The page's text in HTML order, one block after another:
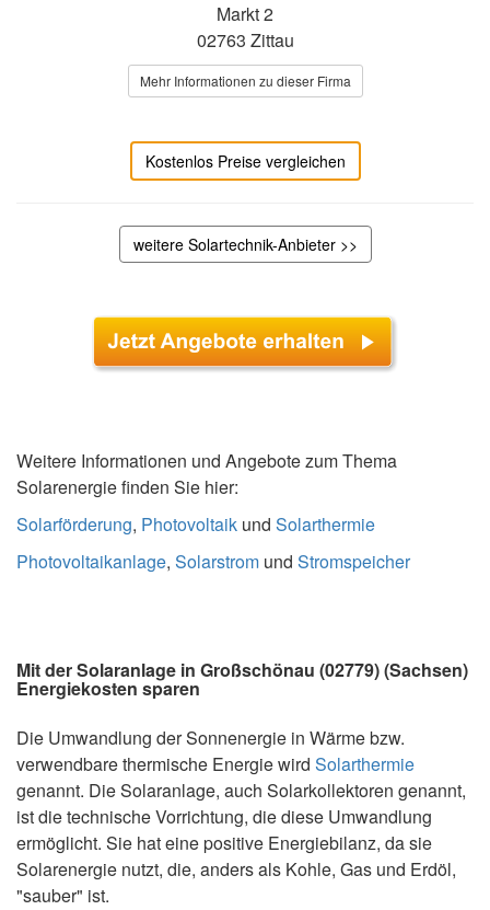
Markt 2
02763 Zittau
Mehr Informationen zu dieser Firma
Kostenlos Preise vergleichen
weitere Solartechnik-Anbieter >>
Weitere Informationen und Angebote zum Thema
Solarenergie finden Sie hier:
Solarförderung, Photovoltaik und Solarthermie
Photovoltaikanlage, Solarstrom und Stromspeicher
Mit der Solaranlage in Großschönau (02779) (Sachsen)
Energiekosten sparen
Die Umwandlung der Sonnenergie in Wärme bzw.
verwendbare thermische Energie wird Solarthermie
genannt. Die Solaranlage, auch Solarkollektoren genannt,
ist die technische Vorrichtung, die diese Umwandlung
ermöglicht. Sie hat eine positive Energiebilanz, da sie
Solarenergie nutzt, die, anders als Kohle, Gas und Erdöl,
"sauber" ist.